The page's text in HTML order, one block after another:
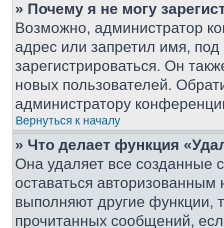
» Почему я не могу
Возможно, администратор
адрес или запретил имя,
зарегистрироваться. Он
новых пользователей.
администратору
Вернуться к началу
» Что делает функция
Она удаляет все созданные
оставаться
выполняют другие функции,
прочитанных сообщений,